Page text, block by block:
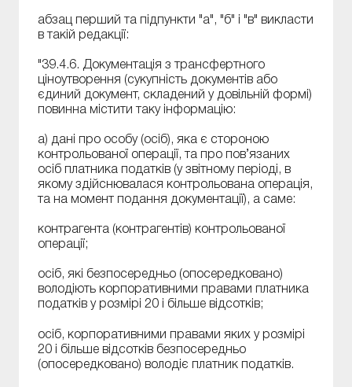
абзац перший та підпункти "а", "б" і "в" викласти
в такій редакції:
"39.4.6. Документація з трансфертного
ціноутворення (сукупність документів або
єдиний документ, складений у довільній формі)
повинна містити таку інформацію:
а) дані про особу (осіб), яка є стороною
контрольованої операції, та про пов’язаних
осіб платника податків (у звітному періоді, в
якому здійснювалася контрольована операція,
та на момент подання документації), а саме:
контрагента (контрагентів) контрольованої
операції;
осіб, які безпосередньо (опосередковано)
володіють корпоративними правами платника
податків у розмірі 20 і більше відсотків;
осіб, корпоративними правами яких у розмірі
20 і більше відсотків безпосередньо
(опосередковано) володіє платник податків.